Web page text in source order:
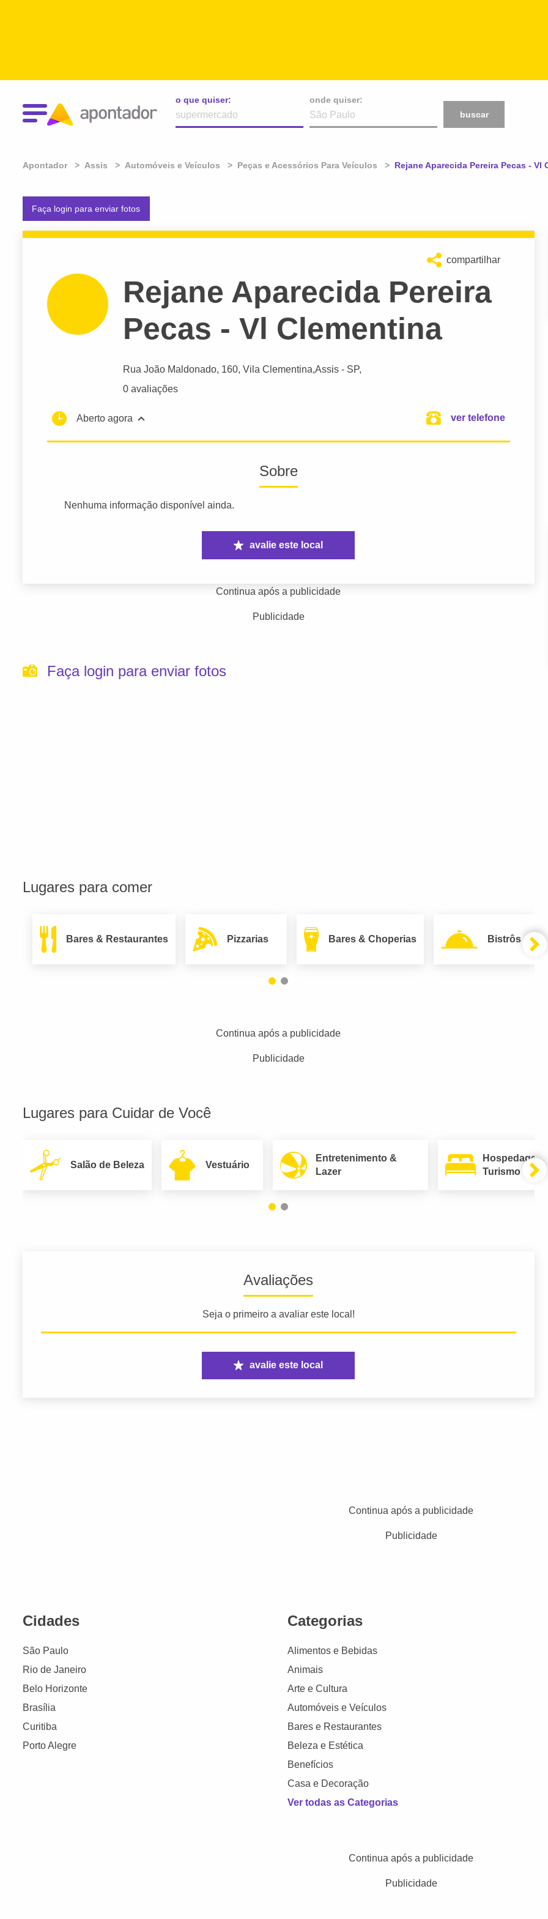
o que quiser:
onde quiser:
buscar
Apontador Assis Automóveis e Veículos Peças e Acessórios Para Veículos Atual:
Rejane Aparecida Pereira Pecas - Vl
Faça login para enviar fotos
compartilhar
Rejane Aparecida Pereira
Pecas - Vl Clementina
Rua João Maldonado, 160, Vila Clementina,Assis - SP,
0 avaliações
Aberto agora ver telefone
Sobre
Nenhuma informação disponível ainda.
avalie este local
Continua após a publicidade
Publicidade
Faça login para enviar fotos
Lugares para comer
Bares & Restaurantes Pizzarias Bares & Choperias Bistrôs
Continua após a publicidade
Publicidade
Lugares para Cuidar de Você
Salão de Beleza Vestuário
Entretenimento &
Lazer
Hospedagem
Turismo
Avaliações
Seja o primeiro a avaliar este local!
avalie este local
Continua após a publicidade
Publicidade
Cidades
São Paulo
Rio de Janeiro
Belo Horizonte
Brasília
Curitiba
Porto Alegre
Categorias
Alimentos e Bebidas
Animais
Arte e Cultura
Automóveis e Veículos
Bares e Restaurantes
Beleza e Estética
Benefícios
Casa e Decoração
Ver todas as Categorias
Continua após a publicidade
Publicidade